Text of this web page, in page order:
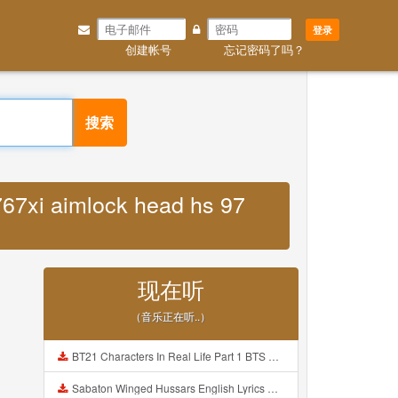
登录
创建帐号 忘记密码了吗？
搜索
aimlock head hs 97
现在听
（音乐正在听..）
BT21 Characters In Real Life Part 1 BTS AND BT21 방탄소년단 BT21 BT21아가들은 아빠조아 따라쟁이들 BTS Vs BT21 Mp3
Sabaton Winged Hussars English Lyrics Mp3